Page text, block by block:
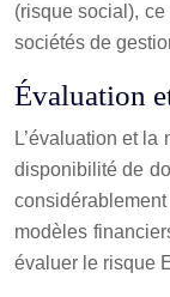
(risque social),
sociétés de
Évaluation
L’évaluation et
disponibilité de
modèles
évaluer le risque